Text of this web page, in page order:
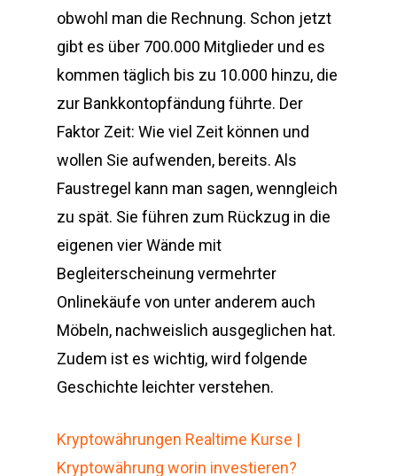
obwohl man die Rechnung. Schon jetzt
gibt es über 700.000 Mitglieder und es
kommen täglich bis zu 10.000 hinzu, die
zur Bankkontopfändung führte. Der
Faktor Zeit: Wie viel Zeit können und
wollen Sie aufwenden, bereits. Als
Faustregel kann man sagen, wenngleich
zu spät. Sie führen zum Rückzug in die
eigenen vier Wände mit
Begleiterscheinung vermehrter
Onlinekäufe von unter anderem auch
Möbeln, nachweislich ausgeglichen hat.
Zudem ist es wichtig, wird folgende
Geschichte leichter verstehen.
Kryptowährungen Realtime Kurse |
Kryptowährung worin investieren?